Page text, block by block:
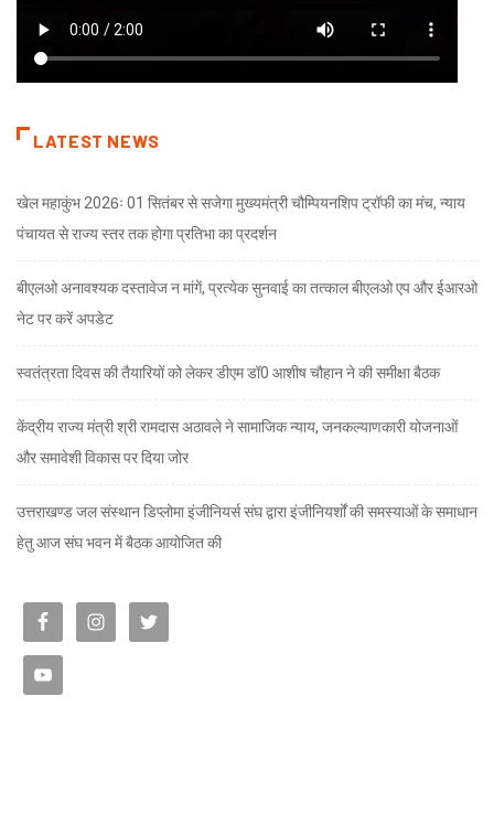
LATEST NEWS
खेल महाकुंभ 2026ः 01 सितंबर से सजेगा मुख्यमंत्री चौम्पियनशिप ट्रॉफी का मंच, न्याय
पंचायत से राज्य स्तर तक होगा प्रतिभा का प्रदर्शन
बीएलओ अनावश्यक दस्तावेज न मांगें, प्रत्येक सुनवाई का तत्काल बीएलओ एप और ईआरओ
नेट पर करें अपडेट
स्वतंत्रता दिवस की तैयारियों को लेकर डीएम डॉ0 आशीष चौहान ने की समीक्षा बैठक
केंद्रीय राज्य मंत्री श्री रामदास अठावले ने सामाजिक न्याय, जनकल्याणकारी योजनाओं
और समावेशी विकास पर दिया जोर
उत्तराखण्ड जल संस्थान डिप्लोमा इंजीनियर्स संघ द्वारा इंजीनियर्शों की समस्याओं के समाधान
हेतु आज संघ भवन में बैठक आयोजित की